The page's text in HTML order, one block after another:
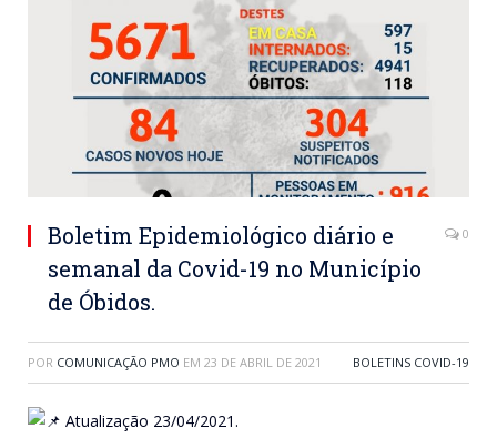
Boletim Epidemiológico diário e
semanal da Covid-19 no Município
de Óbidos.
0
POR COMUNICAÇÃO PMO EM 23 DE ABRIL DE 2021 BOLETINS COVID-19
Atualização 23/04/2021.